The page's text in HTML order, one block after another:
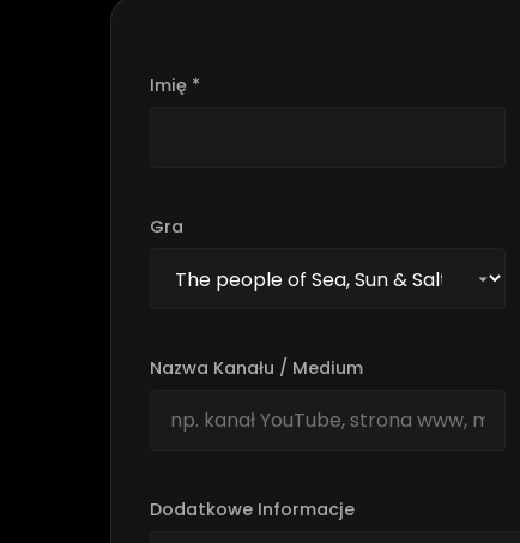
Imię *
Gra
Nazwa Kanału / Medium
Dodatkowe Informacje